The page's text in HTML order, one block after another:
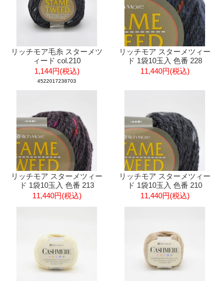
リッチモア毛糸 スターメツ
ィード col.210
1,144円(税込)
4522017238703
リッチモア スターメツィー
ド 1袋10玉入 色番 228
11,440円(税込)
リッチモア スターメツィー
ド 1袋10玉入 色番 213
11,440円(税込)
リッチモア スターメツィー
ド 1袋10玉入 色番 210
11,440円(税込)